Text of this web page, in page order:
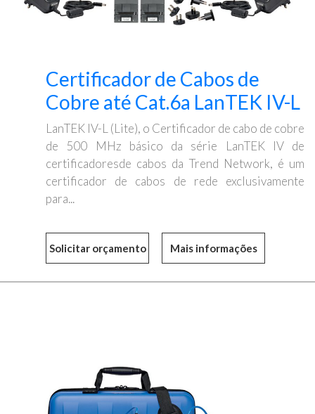
Certificador de Cabos de
Cobre até Cat.6a LanTEK IV-L
LanTEK IV-L (Lite), o Certificador de cabo de cobre
de 500 MHz básico da série LanTEK IV de
certificadoresde cabos da Trend Network, é um
certificador de cabos de rede exclusivamente
para...
Mais informações